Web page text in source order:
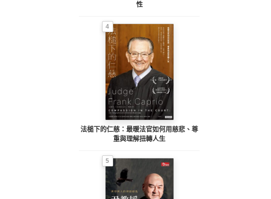
性
4
法槌下的仁慈：最暖法官如何用慈悲、尊
重與理解扭轉人生
5